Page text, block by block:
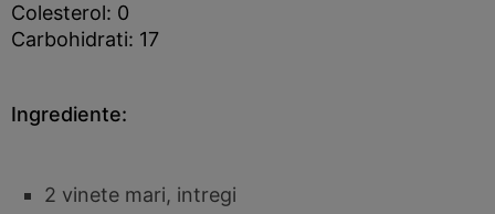
Colesterol: 0
Carbohidrati: 17
Ingrediente:
2 vinete mari, intregi